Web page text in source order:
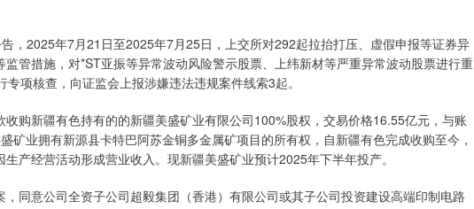
2025年7月21日至2025年7月25日，上交所对292起拉抬打压、虚假申报等证券异
管措施，对*ST亚振等异常波动风险警示股票、上纬新材等严重异常波动股票进行重
项核查，向证监会上报涉嫌违法违规案件线索3起。
新疆有色持有的的新疆美盛矿业有限公司100%股权，交易价格16.55亿元，与账
矿业拥有新源县卡特巴阿苏金铜多金属矿项目的所有权，自新疆有色完成收购至今，
产经营活动形成营业收入。现新疆美盛矿业预计2025年下半年投产。
意公司全资子公司超毅集团（香港）有限公司或其子公司投资建设高端印制电路